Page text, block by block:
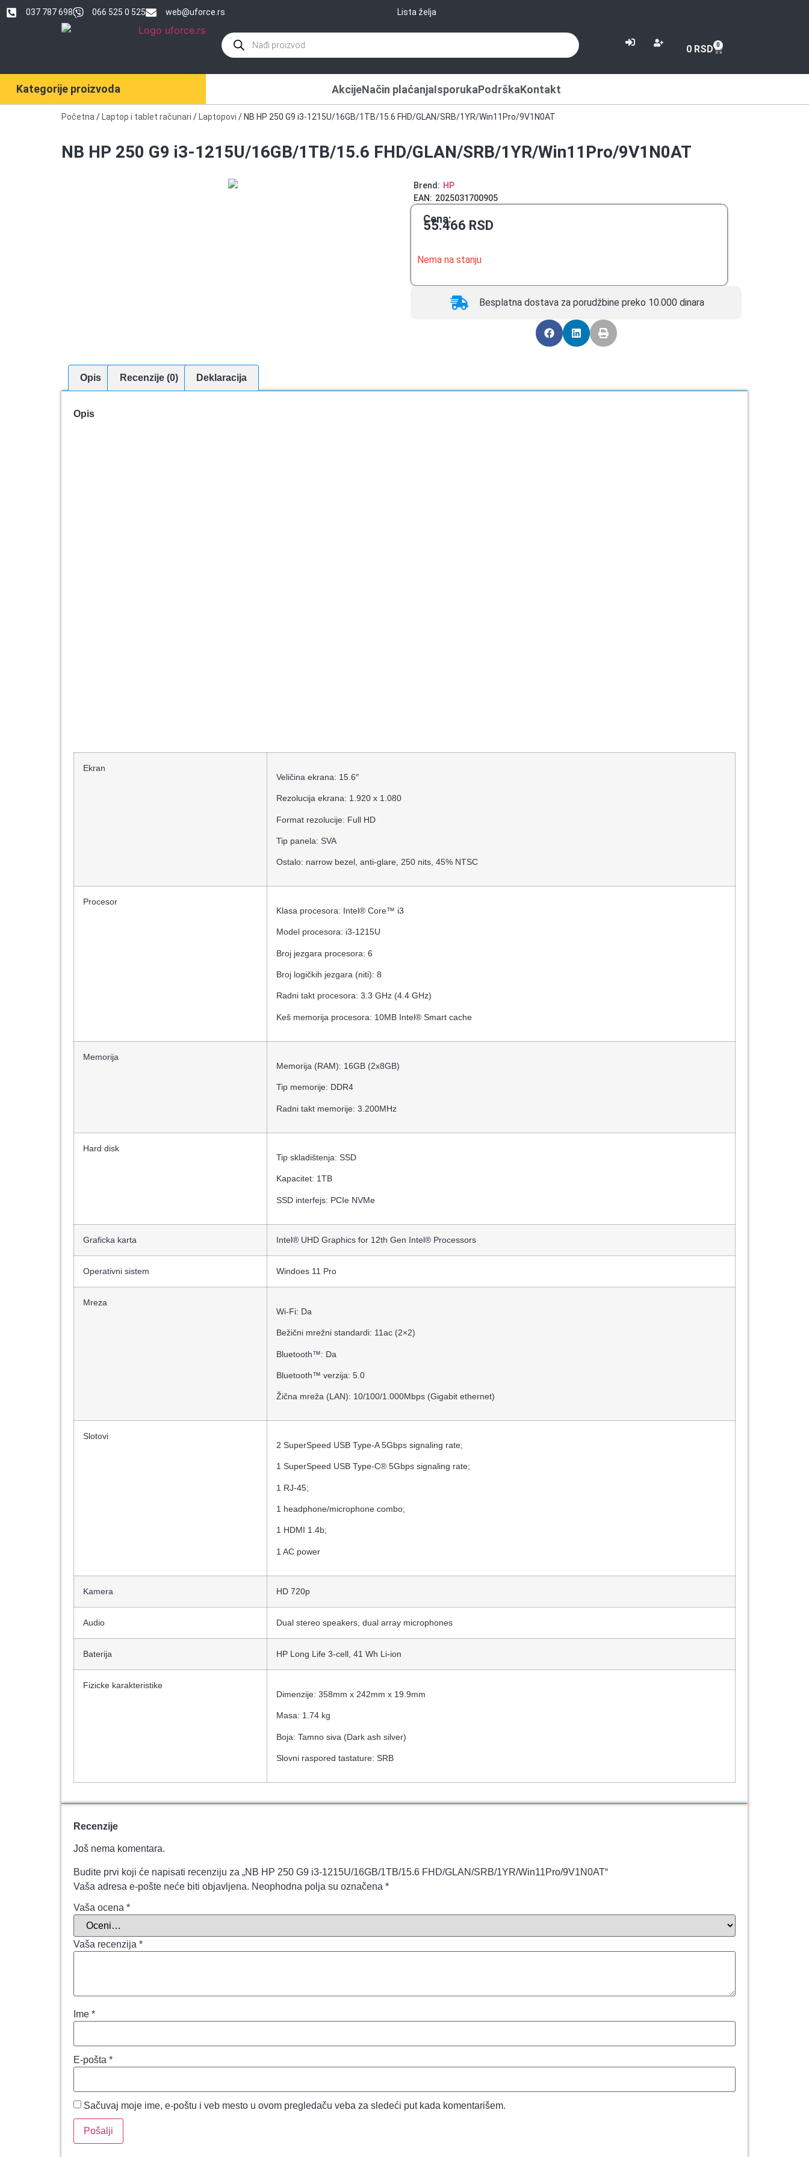
037 787 698 066 525 0 525 web@uforce.rs Lista želja
0 RSD 0
Kategorije proizvoda AkcijeNačin plaćanjaIsporukaPodrškaKontakt
Početna / Laptop i tablet računari / Laptopovi / NB HP 250 G9 i3-1215U/16GB/1TB/15.6 FHD/GLAN/SRB/1YR/Win11Pro/9V1N0AT
NB HP 250 G9 i3-1215U/16GB/1TB/15.6 FHD/GLAN/SRB/1YR/Win11Pro/9V1N0AT
Brend: HP
EAN: 2025031700905
Cena:
55.466 RSD
Nema na stanju
Besplatna dostava za porudžbine preko 10.000 dinara
Opis Recenzije (0) Deklaracija
Opis
Ekran
Veličina ekrana: 15.6″
Rezolucija ekrana: 1.920 x 1.080
Format rezolucije: Full HD
Tip panela: SVA
Ostalo: narrow bezel, anti-glare, 250 nits, 45% NTSC
Procesor
Klasa procesora: Intel® Core™ i3
Model procesora: i3-1215U
Broj jezgara procesora: 6
Broj logičkih jezgara (niti): 8
Radni takt procesora: 3.3 GHz (4.4 GHz)
Keš memorija procesora: 10MB Intel® Smart cache
Memorija
Memorija (RAM): 16GB (2x8GB)
Tip memorije: DDR4
Radni takt memorije: 3.200MHz
Hard disk
Tip skladištenja: SSD
Kapacitet: 1TB
SSD interfejs: PCIe NVMe
Graficka karta Intel® UHD Graphics for 12th Gen Intel® Processors
Operativni sistem Windoes 11 Pro
Mreza
Wi-Fi: Da
Bežični mrežni standardi: 11ac (2×2)
Bluetooth™: Da
Bluetooth™ verzija: 5.0
Žična mreža (LAN): 10/100/1.000Mbps (Gigabit ethernet)
Slotovi
2 SuperSpeed USB Type-A 5Gbps signaling rate;
1 SuperSpeed USB Type-C® 5Gbps signaling rate;
1 RJ-45;
1 headphone/microphone combo;
1 HDMI 1.4b;
1 AC power
Kamera HD 720p
Audio Dual stereo speakers, dual array microphones
Baterija HP Long Life 3-cell, 41 Wh Li-ion
Fizicke karakteristike
Dimenzije: 358mm x 242mm x 19.9mm
Masa: 1.74 kg
Boja: Tamno siva (Dark ash silver)
Slovni raspored tastature: SRB
Recenzije
Još nema komentara.
Budite prvi koji će napisati recenziju za „NB HP 250 G9 i3-1215U/16GB/1TB/15.6 FHD/GLAN/SRB/1YR/Win11Pro/9V1N0AT“
Vaša adresa e-pošte neće biti objavljena. Neophodna polja su označena *
Vaša ocena *
Vaša recenzija *
Ime *
E-pošta *
Sačuvaj moje ime, e-poštu i veb mesto u ovom pregledaču veba za sledeći put kada komentarišem.